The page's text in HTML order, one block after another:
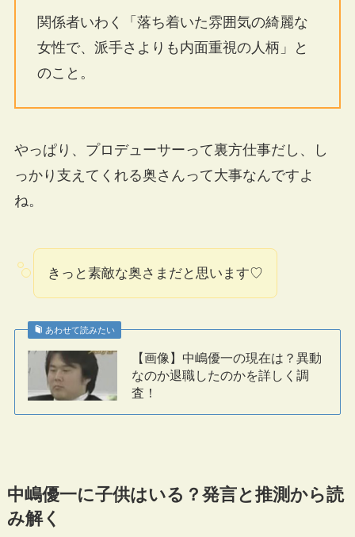
関係者いわく「落ち着いた雰囲気の綺麗な
女性で、派手さよりも内面重視の人柄」と
のこと。
やっぱり、プロデューサーって裏方仕事だし、し
っかり支えてくれる奥さんって大事なんですよ
ね。
きっと素敵な奥さまだと思います♡
あわせて読みたい
【画像】中嶋優一の現在は？異動
なのか退職したのかを詳しく調
査！
中嶋優一に子供はいる？発言と推測から読
み解く